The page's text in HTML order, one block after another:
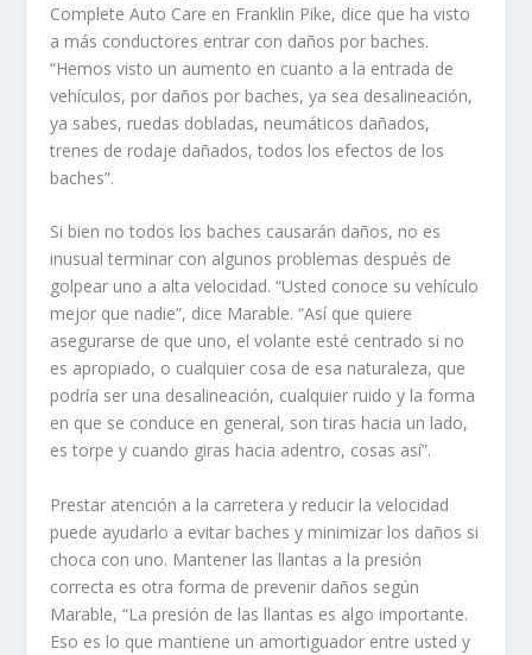
Complete Auto Care en Franklin Pike, dice que ha visto
a más conductores entrar con daños por baches.
“Hemos visto un aumento en cuanto a la entrada de
vehículos, por daños por baches, ya sea desalineación,
ya sabes, ruedas dobladas, neumáticos dañados,
trenes de rodaje dañados, todos los efectos de los
baches”.
Si bien no todos los baches causarán daños, no es
inusual terminar con algunos problemas después de
golpear uno a alta velocidad. “Usted conoce su vehículo
mejor que nadie”, dice Marable. “Así que quiere
asegurarse de que uno, el volante esté centrado si no
es apropiado, o cualquier cosa de esa naturaleza, que
podría ser una desalineación, cualquier ruido y la forma
en que se conduce en general, son tiras hacia un lado,
es torpe y cuando giras hacia adentro, cosas así”.
Prestar atención a la carretera y reducir la velocidad
puede ayudarlo a evitar baches y minimizar los daños si
choca con uno. Mantener las llantas a la presión
correcta es otra forma de prevenir daños según
Marable, “La presión de las llantas es algo importante.
Eso es lo que mantiene un amortiguador entre usted y